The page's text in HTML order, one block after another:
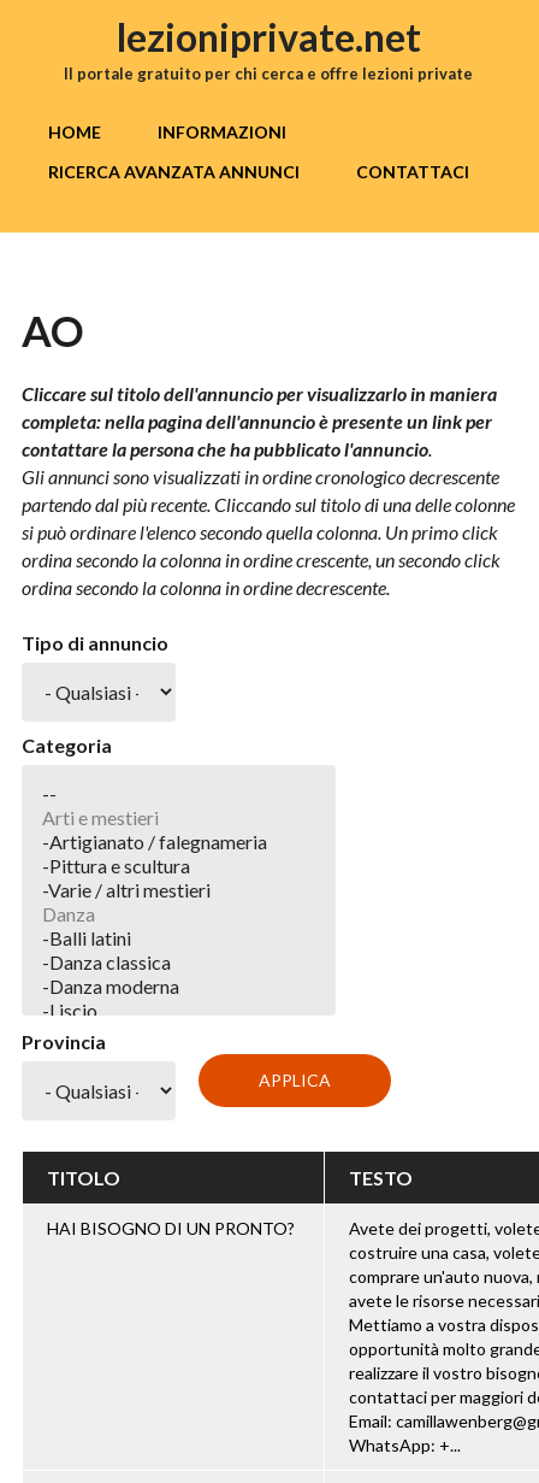
lezioniprivate.net
Il portale gratuito per chi cerca e offre lezioni private
MENU PRINCIPALE
HOME
INFORMAZIONI
RICERCA AVANZATA ANNUNCI
CONTATTACI
AO
Cliccare sul titolo dell'annuncio per visualizzarlo in maniera
completa: nella pagina dell'annuncio è presente un link per
contattare la persona che ha pubblicato l'annuncio.
Gli annunci sono visualizzati in ordine cronologico decrescente
partendo dal più recente. Cliccando sul titolo di una delle colonne
si può ordinare l'elenco secondo quella colonna. Un primo click
ordina secondo la colonna in ordine crescente, un secondo click
ordina secondo la colonna in ordine decrescente.
Tipo di annuncio
Categoria
Provincia
TITOLO TESTO
HAI BISOGNO DI UN PRONTO?
Avete dei progetti,
costruire una casa,
comprare un'auto nuova,
avete le risorse
Mettiamo a vostra
opportunità molto
realizzare il vostro
contattaci per maggiori
Email:
WhatsApp: +...